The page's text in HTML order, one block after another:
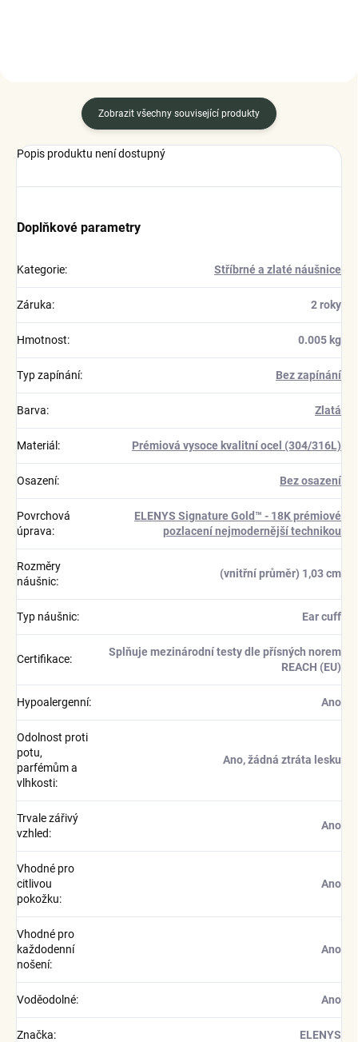
Zobrazit všechny související produkty
Popis produktu není dostupný
Doplňkové parametry
Kategorie: Stříbrné a zlaté náušnice
Záruka: 2 roky
Hmotnost: 0.005 kg
Typ zapínání: Bez zapínání
Barva: Zlatá
Materiál : Prémiová vysoce kvalitní ocel (304/316L)
Osazení: Bez osazení
Povrchová
úprava:
ELENYS Signature Gold™ - 18K prémiové
pozlacení nejmodernější technikou
Rozměry
náušnic:
(vnitřní průměr) 1,03 cm
Typ náušnic: Ear cuff
Certifikace:
Splňuje mezinárodní testy dle přísných norem
REACH (EU)
Hypoalergenní: Ano
Odolnost proti
potu,
parfémům a
vlhkosti:
Ano, žádná ztráta lesku
Trvale zářivý
vzhled:
Ano
Vhodné pro
citlivou
pokožku:
Ano
Vhodné pro
každodenní
nošení:
Ano
Voděodolné: Ano
Značka: ELENYS